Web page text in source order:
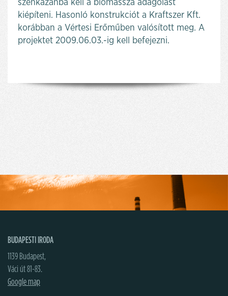
szénkazánba kell a biomassza adagolást
kiépíteni. Hasonló konstrukciót a Kraftszer Kft.
korábban a Vértesi Erőműben valósított meg. A
projektet 2009.06.03.-ig kell befejezni.
BUDAPESTI IRODA
1139 Budapest,
Váci út 81-83.
Google map